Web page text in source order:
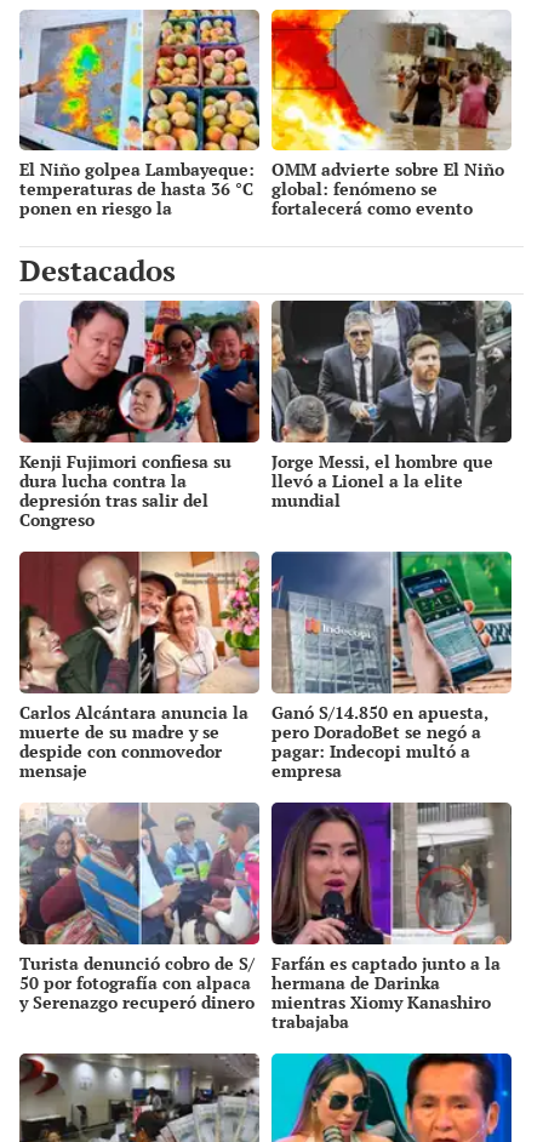
ayuda a prevenir
inundaciones en zonas
aisladas
emergencia
El Niño golpea Lambayeque:
temperaturas de hasta 36 °C
ponen en riesgo la
OMM advierte sobre El Niño
global: fenómeno se
fortalecerá como evento
récord este 2026
Destacados
Kenji Fujimori confiesa su
dura lucha contra la
depresión tras salir del
Congreso
Jorge Messi, el hombre que
llevó a Lionel a la elite
mundial
Carlos Alcántara anuncia la
muerte de su madre y se
despide con conmovedor
mensaje
Ganó S/14.850 en apuesta,
pero DoradoBet se negó a
pagar: Indecopi multó a
empresa
Turista denunció cobro de S/
50 por fotografía con alpaca
y Serenazgo recuperó dinero
Farfán es captado junto a la
hermana de Darinka
mientras Xiomy Kanashiro
trabajaba